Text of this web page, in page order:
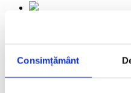
Consimțământ